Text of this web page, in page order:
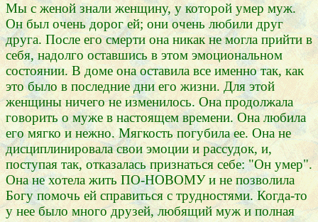
Мы с женой знали женщину, у которой умер муж.
Он был очень дорог ей; они очень любили друг
друга. После его смерти она никак не могла прийти в
себя, надолго оставшись в этом эмоциональном
состоянии. В доме она оставила все именно так, как
это было в последние дни его жизни. Для этой
женщины ничего не изменилось. Она продолжала
говорить о муже в настоящем времени. Она любила
его мягко и нежно. Мягкость погубила ее. Она не
дисциплинировала свои эмоции и рассудок, и,
поступая так, отказалась признаться себе: "Он умер".
Она не хотела жить ПО-НОВОМУ и не позволила
Богу помочь ей справиться с трудностями. Когда-то
у нее было много друзей, любящий муж и полная